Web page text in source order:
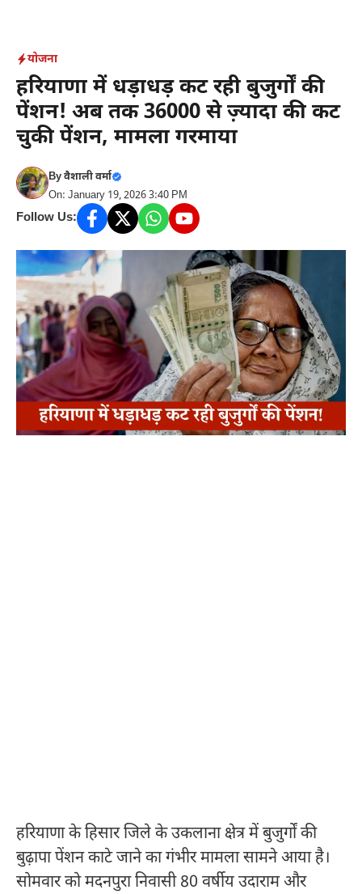
content
योजना
हरियाणा में धड़ाधड़ कट रही बुजुर्गों की
पेंशन! अब तक 36000 से ज़्यादा की कट
चुकी पेंशन, मामला गरमाया
Byवैशाली वर्मा
On: January 19, 2026 3:40 PM
Follow Us:
हरियाणा के हिसार जिले के उकलाना क्षेत्र में बुजुर्गों की
बुढ़ापा पेंशन काटे जाने का गंभीर मामला सामने आया है।
सोमवार को मदनपुरा निवासी 80 वर्षीय उदाराम और